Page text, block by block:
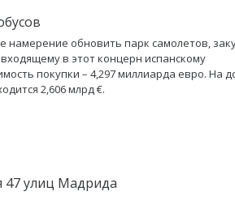
намерение обновить парк самолетов,
в этот концерн испанскому
покупки – 4,297 миллиарда евро. На
2,606 млрд €.
47 улиц Мадрида